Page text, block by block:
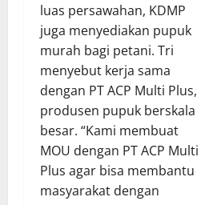
luas persawahan, KDMP
juga menyediakan pupuk
murah bagi petani. Tri
menyebut kerja sama
dengan PT ACP Multi Plus,
produsen pupuk berskala
besar. “Kami membuat
MOU dengan PT ACP Multi
Plus agar bisa membantu
masyarakat dengan